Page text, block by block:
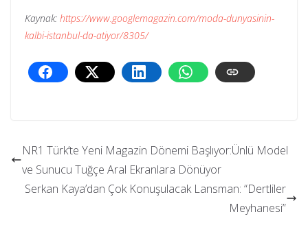
Kaynak: https://www.googlemagazin.com/moda-dunyasinin-
kalbi-istanbul-da-atiyor/8305/
NR1 Türk’te Yeni Magazin Dönemi Başlıyor:Ünlü Model
ve Sunucu Tuğçe Aral Ekranlara Dönüyor
Serkan Kaya’dan Çok Konuşulacak Lansman: “Dertliler
Meyhanesi”